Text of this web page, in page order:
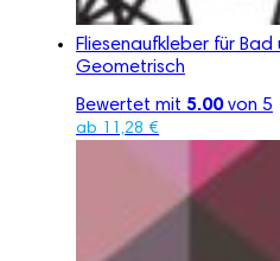
Fliesenaufkleber für Bad
Geometrisch
Bewertet mit 5.00von 5
ab 11,28 €